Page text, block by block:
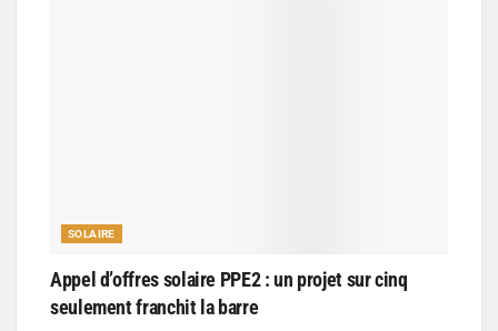
SOLAIRE
Appel d’offres solaire PPE2 : un projet sur cinq
seulement franchit la barre